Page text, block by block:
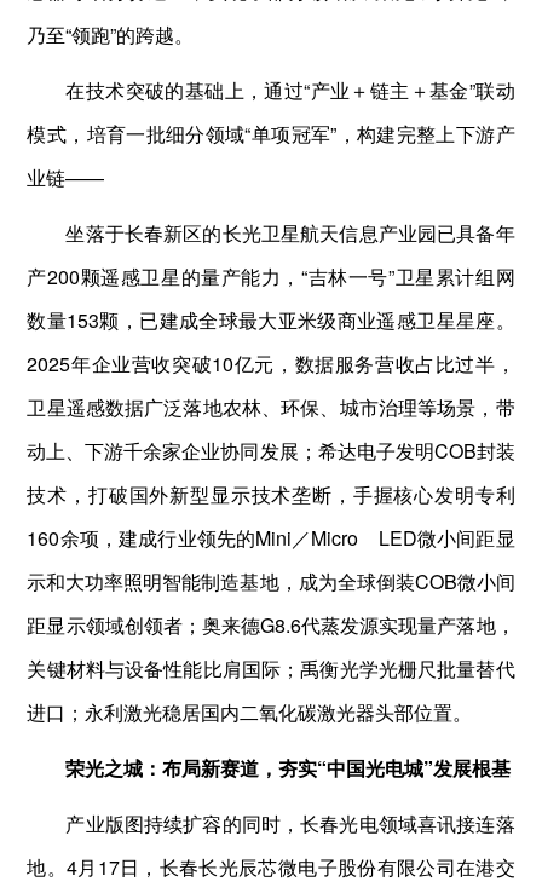
乃至“领跑”的跨越。
在技术突破的基础上，通过“产业＋链主＋基金”联动
模式，培育一批细分领域“单项冠军”，构建完整上下游产
业链——
坐落于长春新区的长光卫星航天信息产业园已具备年
产200颗遥感卫星的量产能力，“吉林一号”卫星累计组网
数量153颗，已建成全球最大亚米级商业遥感卫星星座。
2025年企业营收突破10亿元，数据服务营收占比过半，
卫星遥感数据广泛落地农林、环保、城市治理等场景，带
动上、下游千余家企业协同发展；希达电子发明COB封装
技术，打破国外新型显示技术垄断，手握核心发明专利
160余项，建成行业领先的Mini／Micro LED微小间距显
示和大功率照明智能制造基地，成为全球倒装COB微小间
距显示领域创领者；奥来德G8.6代蒸发源实现量产落地，
关键材料与设备性能比肩国际；禹衡光学光栅尺批量替代
进口；永利激光稳居国内二氧化碳激光器头部位置。
荣光之城：布局新赛道，夯实“中国光电城”发展根基
产业版图持续扩容的同时，长春光电领域喜讯接连落
地。4月17日，长春长光辰芯微电子股份有限公司在港交